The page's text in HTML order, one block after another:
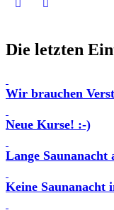
Die letzten
Wir brauchen
Neue Kurse! :-)
Lange Saunanacht
Keine Saunanacht